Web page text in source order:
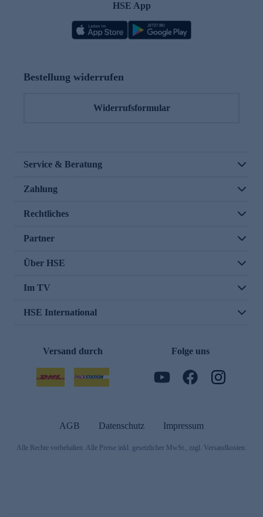
HSE App
Bestellung widerrufen
Widerrufsformular
Service & Beratung
Zahlung
Rechtliches
Partner
Über HSE
Im TV
HSE International
Versand durch Folge uns
AGB Datenschutz Impressum
Alle Rechte vorbehalten. Alle Preise inkl. gesetzlicher MwSt., zzgl. Versandkosten.